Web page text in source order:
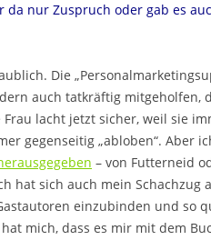
nur Zuspruch oder gab es
Die
auch tatkräftig mitgeholfen,
lacht jetzt sicher, weil sie
gegenseitig „abloben“. Aber
– von Futterneid
hat sich auch mein Schachzug
einzubinden und so
mich, dass es mir mit dem